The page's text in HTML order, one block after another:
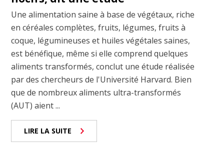
Une alimentation saine à base de végétaux, riche
en céréales complètes, fruits, légumes, fruits à
coque, légumineuses et huiles végétales saines,
est bénéfique, même si elle comprend quelques
aliments transformés, conclut une étude réalisée
par des chercheurs de l'Université Harvard. Bien
que de nombreux aliments ultra-transformés
(AUT) aient ...
LIRE LA SUITE